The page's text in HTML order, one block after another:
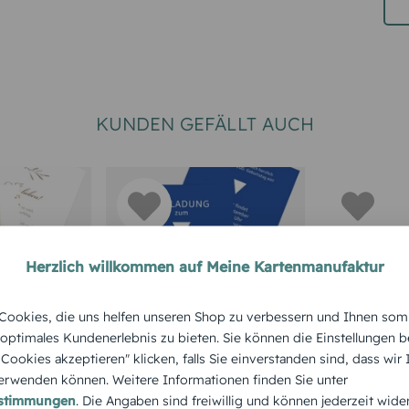
KUNDEN GEFÄLLT AUCH
RUNDEN
EINLADUNGSKARTEN 100.
GEBURTSTAG
Geburtstagseinladun
g Parkuhr 100
g Edles
Herzlich willkommen auf Meine Kartenmanufaktur
die uns helfen unseren Shop zu verbessern und Ihnen
Kundenerlebnis zu bieten. Sie können die Einstellungen
akzeptieren" klicken, falls Sie einverstanden sind, dass
können. Weitere Informationen finden Sie unter
. Die Angaben sind freiwillig und können jederzeit